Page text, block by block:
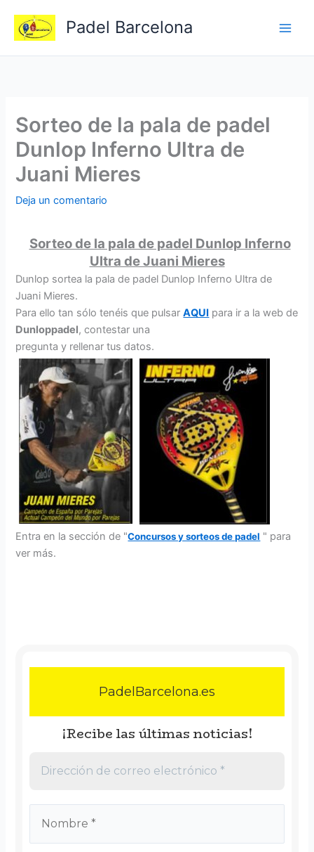
contenido
Padel Barcelona
Sorteo de la pala de padel
Dunlop Inferno Ultra de
Juani Mieres
Deja un comentario
Sorteo de la pala de padel Dunlop Inferno
Ultra de Juani Mieres
Dunlop sortea la pala de padel Dunlop Inferno Ultra de
Juani Mieres.
Para ello tan sólo tenéis que pulsarAQUI para ir a la web de
Dunloppadel, contestar una
pregunta y rellenar tus datos.
Entra en la sección de "Concursos y sorteos de padel " para
ver más.
PadelBarcelona.es
¡Recibe las últimas noticias!